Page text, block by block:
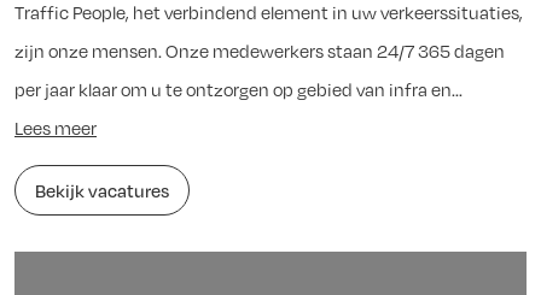
Traffic People, het verbindend element in uw verkeerssituaties,
zijn onze mensen. Onze medewerkers staan 24/7 365 dagen
per jaar klaar om u te ontzorgen op gebied van infra en...
Lees meer
Bekijk vacatures